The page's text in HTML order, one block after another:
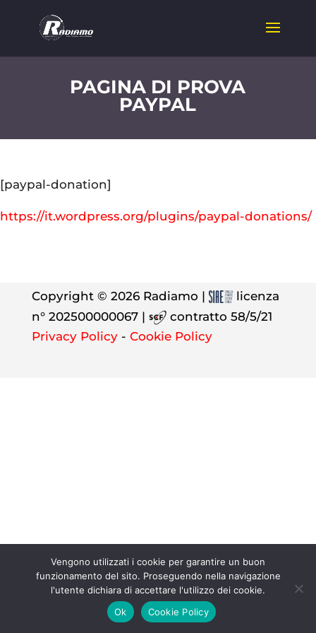
PAGINA DI PROVA
PAYPAL
[paypal-donation]
https://it.wordpress.org/plugins/paypal-donations/
Copyright © 2026 Radiamo |
licenza
n° 202500000067 |
contratto 58/5/21
Privacy Policy- Cookie Policy
Vengono utilizzati i cookie per garantire un buon
funzionamento del sito. Proseguendo nella navigazione
l'utente dichiara di accettare l'utilizzo dei cookie.
Ok
Cookie Policy